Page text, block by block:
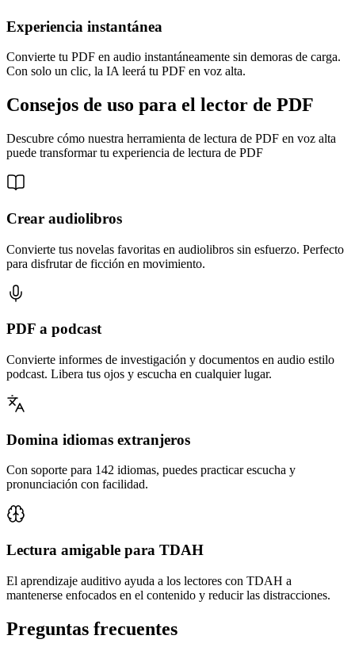
Experiencia instantánea
Convierte tu PDF en audio instantáneamente sin demoras de carga.
Con solo un clic, la IA leerá tu PDF en voz alta.
Consejos de uso para el lector de PDF
Descubre cómo nuestra herramienta de lectura de PDF en voz alta
puede transformar tu experiencia de lectura de PDF
Crear audiolibros
Convierte tus novelas favoritas en audiolibros sin esfuerzo. Perfecto
para disfrutar de ficción en movimiento.
PDF a podcast
Convierte informes de investigación y documentos en audio estilo
podcast. Libera tus ojos y escucha en cualquier lugar.
Domina idiomas extranjeros
Con soporte para 142 idiomas, puedes practicar escucha y
pronunciación con facilidad.
Lectura amigable para TDAH
El aprendizaje auditivo ayuda a los lectores con TDAH a
mantenerse enfocados en el contenido y reducir las distracciones.
Preguntas frecuentes